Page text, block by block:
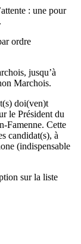
: une pour
ordre
jusqu’à
Marchois.
doi(ven)t
le Président du
Famenne. Cette
candidat(s), à
(indispensable
sur la liste